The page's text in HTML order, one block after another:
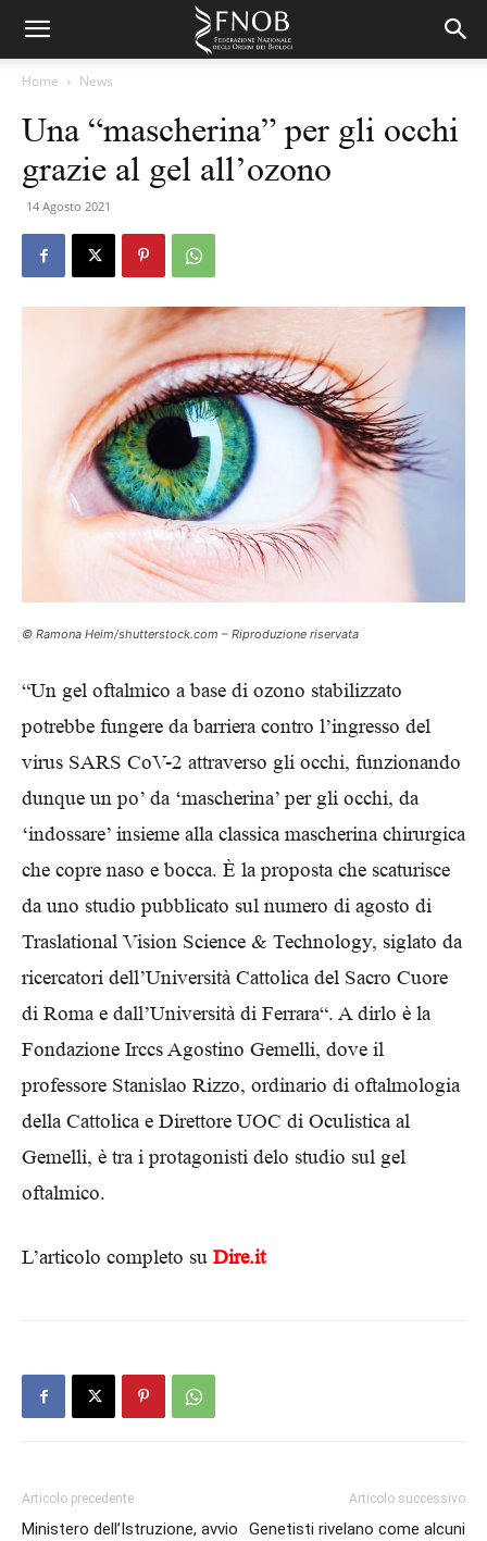
Home News
Una “mascherina” per gli occhi
grazie al gel all’ozono
14 Agosto 2021
© Ramona Heim/shutterstock.com – Riproduzione riservata
“Un gel oftalmico a base di ozono stabilizzato
potrebbe fungere da barriera contro l’ingresso del
virus SARS CoV-2 attraverso gli occhi, funzionando
dunque un po’ da ‘mascherina’ per gli occhi, da
‘indossare’ insieme alla classica mascherina chirurgica
che copre naso e bocca. È la proposta che scaturisce
da uno studio pubblicato sul numero di agosto di
Traslational Vision Science & Technology, siglato da
ricercatori dell’Università Cattolica del Sacro Cuore
di Roma e dall’Università di Ferrara“. A dirlo è la
Fondazione Irccs Agostino Gemelli, dove il
professore Stanislao Rizzo, ordinario di oftalmologia
della Cattolica e Direttore UOC di Oculistica al
Gemelli, è tra i protagonisti delo studio sul gel
oftalmico.
L’articolo completo su Dire.it
Articolo precedente
Ministero dell’Istruzione, avvio
Articolo successivo
Genetisti rivelano come alcuni